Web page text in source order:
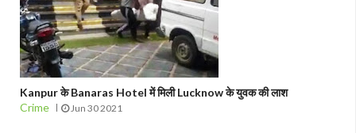
Kanpur के Banaras Hotel में मिली Lucknow के युवक की लाश
Crime
Jun 30 2021